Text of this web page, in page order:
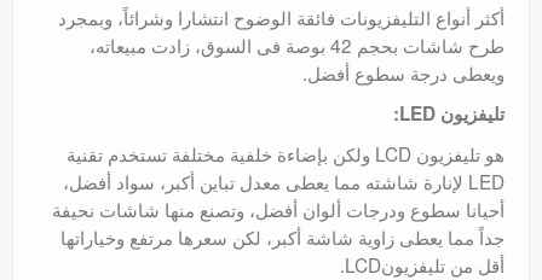
أكثر أنواع التليفزيونات فائقة الوضوح انتشارا وشرائاً، وبمجرد
طرح شاشات بحجم 42 بوصة فى السوق، زادت مبيعاته،
ويعطى درجة سطوع أفضل.
تليفزيون LED:
هو تليفزيون LCD ولكن بإضاءة خلفية مختلفة تستخدم تقنية
LED لإنارة شاشته مما يعطى معدل تباين أكبر، سواد أفضل،
أحيانا سطوع ودرجات ألوان أفضل، وتصنع منها شاشات نحيفة
جداً مما يعطى زاوية شاشة أكبر، لكن سعرها مرتفع وخياراتها
أقل من تليفزيونLCD.